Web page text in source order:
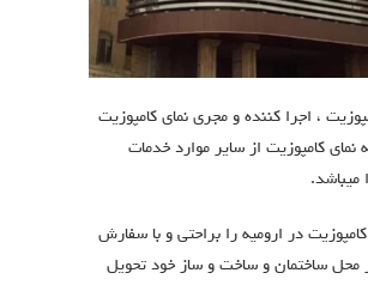
، اجرا کننده و مجری نمای کامپوزیت
نمای کامپوزیت از سایر موارد خدمات
میباشد.
در ارومیه را براحتی و با سفارش
محل ساختمان و ساخت و ساز خود تحویل